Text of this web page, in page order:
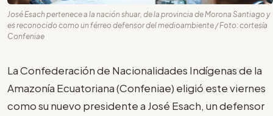
José Esach pertenece a la nación shuar, de la provincia de Morona Santiago y
es reconocido como un férreo defensor del medioambiente / Foto: cortesía
Confeniae
La Confederación de Nacionalidades Indígenas de la
Amazonía Ecuatoriana (Confeniae) eligió este viernes
como su nuevo presidente a José Esach, un defensor